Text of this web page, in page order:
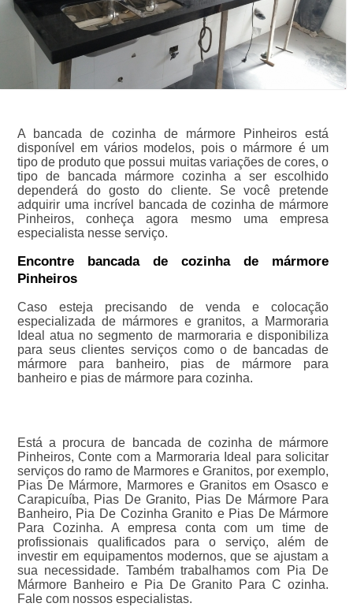
A bancada de cozinha de mármore Pinheiros está
disponível em vários modelos, pois o mármore é um
tipo de produto que possui muitas variações de cores, o
tipo de bancada mármore cozinha a ser escolhido
dependerá do gosto do cliente. Se você pretende
adquirir uma incrível bancada de cozinha de mármore
Pinheiros, conheça agora mesmo uma empresa
especialista nesse serviço.
Encontre bancada de cozinha de mármore
Pinheiros
Caso esteja precisando de venda e colocação
especializada de mármores e granitos, a Marmoraria
Ideal atua no segmento de marmoraria e disponibiliza
para seus clientes serviços como o de bancadas de
mármore para banheiro, pias de mármore para
banheiro e pias de mármore para cozinha.
Está a procura de bancada de cozinha de mármore
Pinheiros, Conte com a Marmoraria Ideal para solicitar
serviços do ramo de Marmores e Granitos, por exemplo,
Pias De Mármore, Marmores e Granitos em Osasco e
Carapicuíba, Pias De Granito, Pias De Mármore Para
Banheiro, Pia De Cozinha Granito e Pias De Mármore
Para Cozinha. A empresa conta com um time de
profissionais qualificados para o serviço, além de
investir em equipamentos modernos, que se ajustam a
sua necessidade. Também trabalhamos com Pia De
Mármore Banheiro e Pia De Granito Para C ozinha.
Fale com nossos especialistas.